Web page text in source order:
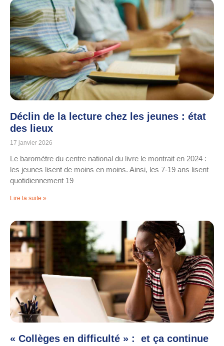
Déclin de la lecture chez les jeunes : état
des lieux
17 janvier 2026
Le baromètre du centre national du livre le montrait en 2024 :
les jeunes lisent de moins en moins. Ainsi, les 7-19 ans lisent
quotidiennement 19
Lire la suite »
« Collèges en difficulté » : et ça continue